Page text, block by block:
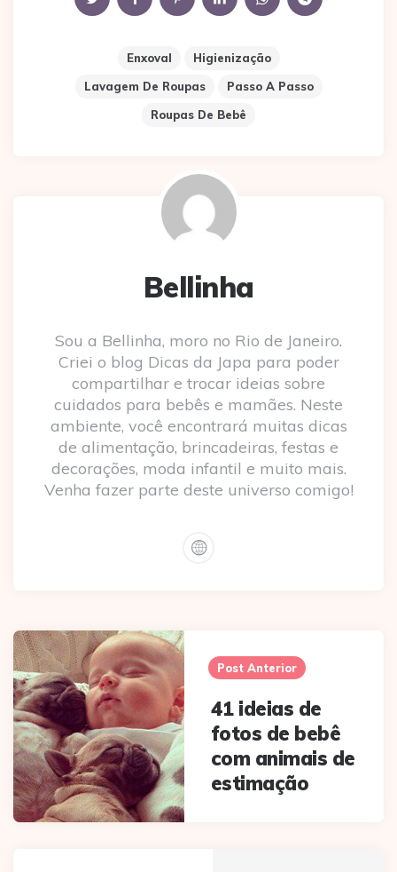
Enxoval
Higienização
Lavagem De Roupas
Passo A Passo
Roupas De Bebê
Bellinha
Sou a Bellinha, moro no Rio de Janeiro.
Criei o blog Dicas da Japa para poder
compartilhar e trocar ideias sobre
cuidados para bebês e mamães. Neste
ambiente, você encontrará muitas dicas
de alimentação, brincadeiras, festas e
decorações, moda infantil e muito mais.
Venha fazer parte deste universo comigo!
Post
navigation
Post Anterior
41 ideias de
fotos de bebê
com animais de
estimação